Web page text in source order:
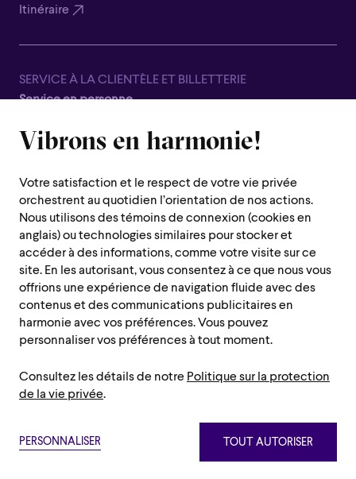
Vibrons en harmonie!
Votre satisfaction et le respect de votre vie privée
orchestrent au quotidien l’orientation de nos actions.
Nous utilisons des témoins de connexion (cookies en
anglais) ou technologies similaires pour stocker et
accéder à des informations, comme votre visite sur ce
site. En les autorisant, vous consentez à ce que nous vous
offrions une expérience de navigation fluide avec des
contenus et des communications publicitaires en
harmonie avec vos préférences. Vous pouvez
personnaliser vos préférences à tout moment.
Consultez les détails de notre Politique sur la protection
de la vie privée.
PERSONNALISER TOUT AUTORISER
Itinéraire
SERVICE À LA CLIENTÈLE ET BILLETTERIE
Service en personne
1600 rue Saint-Urbain,
Service téléphonique
Du lundi au jeudi : de 10 h à 19 h
Vendredi : 10h à 14h
Fermé le samedi, dimanche et les jours fériés
Région de Montréal :514 842-9951
Sans frais :1 888 842-9951
INFORMATIONS PRATIQUES
Nous contacter
Administration
Rapports annuels
Fondation de l’OSM
Politique de confidentialité
Conditions de vente Nétiquette
Plan de siteParamètre des témoins
©2026 Orchestre symphonique de Montréal